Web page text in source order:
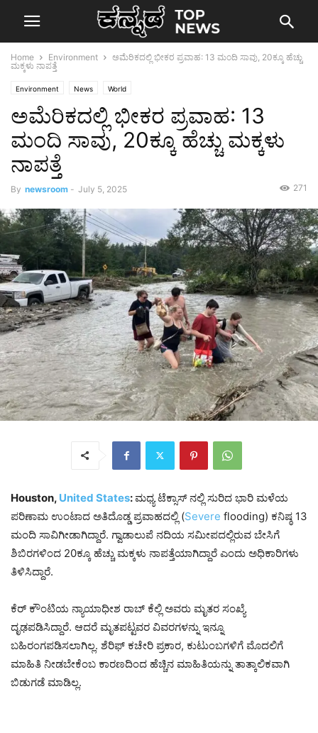
Home Environment
ಅಮೆರಿಕದಲ್ಲಿ ಭೀಕರ ಪ್ರವಾಹ: 13 ಮಂದಿ ಸಾವು, 20ಕ್ಕೂ ಹೆಚ್ಚು
ಮಕ್ಕಳು ನಾಪತ್ತೆ
Environment News World
ಅಮೆರಿಕದಲ್ಲಿ ಭೀಕರ ಪ್ರವಾಹ: 13
ಮಂದಿ ಸಾವು, 20ಕ್ಕೂ ಹೆಚ್ಚು ಮಕ್ಕಳು
ನಾಪತ್ತೆ
By newsroom - July 5, 2025 271
Houston, United States:ಮಧ್ಯ ಟೆಕ್ಸಾಸ್ ನಲ್ಲಿ ಸುರಿದ ಭಾರಿ ಮಳೆಯ
ಪರಿಣಾಮ ಉಂಟಾದ ಅತಿದೊಡ್ಡ ಪ್ರವಾಹದಲ್ಲಿ (Severe flooding) ಕನಿಷ್ಠ 13
ಮಂದಿ ಸಾವಿಗೀಡಾಗಿದ್ದಾರೆ. ಗ್ವಾಡಾಲುಪೆ ನದಿಯ ಸಮೀಪದಲ್ಲಿರುವ ಬೇಸಿಗೆ
ಶಿಬಿರಗಳಿಂದ 20ಕ್ಕೂ ಹೆಚ್ಚು ಮಕ್ಕಳು ನಾಪತ್ತೆಯಾಗಿದ್ದಾರೆ ಎಂದು ಅಧಿಕಾರಿಗಳು
ತಿಳಿಸಿದ್ದಾರೆ.
ಕೆರ್ ಕೌಂಟಿಯ ನ್ಯಾಯಾಧೀಶ ರಾಬ್ ಕೆಲ್ಲಿ ಅವರು ಮೃತರ ಸಂಖ್ಯೆ
ದೃಢಪಡಿಸಿದ್ದಾರೆ. ಆದರೆ ಮೃತಪಟ್ಟವರ ವಿವರಗಳನ್ನು ಇನ್ನೂ
ಬಹಿರಂಗಪಡಿಸಲಾಗಿಲ್ಲ. ಶೆರಿಫ್ ಕಚೇರಿ ಪ್ರಕಾರ, ಕುಟುಂಬಗಳಿಗೆ ಮೊದಲಿಗೆ
ಮಾಹಿತಿ ನೀಡಬೇಕೆಂಬ ಕಾರಣದಿಂದ ಹೆಚ್ಚಿನ ಮಾಹಿತಿಯನ್ನು ತಾತ್ಕಾಲಿಕವಾಗಿ
ಬಿಡುಗಡೆ ಮಾಡಿಲ್ಲ.